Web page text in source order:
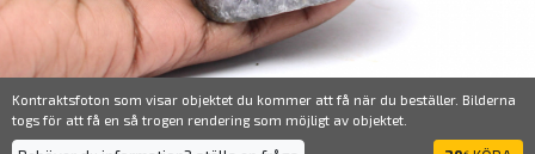
Kontraktsfoton som visar objektet du kommer att få när du beställer. Bilderna
togs för att få en så trogen rendering som möjligt av objektet.